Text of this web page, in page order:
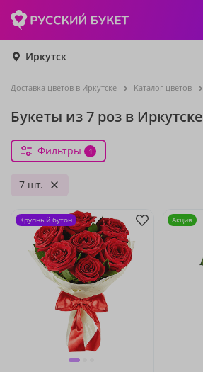
Иркутск
Доставка цветов в Иркутске Каталог цветов
Букеты из 7 роз в Иркутске
Фильтры 1
7 шт.
Крупный бутон Акция